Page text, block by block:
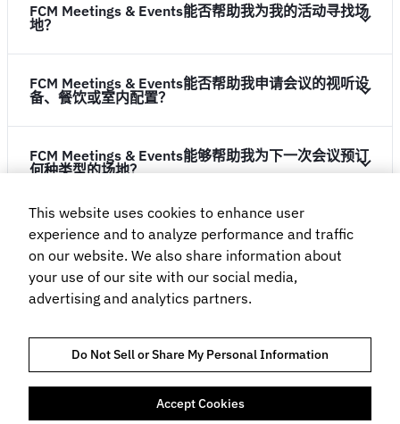
FCM Meetings & Events能否帮助我为我的活动寻找场
地？
FCM Meetings & Events能否帮助我申请会议的视听设
备、餐饮或室内配置？
FCM Meetings & Events能够帮助我为下一次会议预订
何种类型的场地？
FCM Meetings & Events使用何种技术？
FCM Meetings & Events如何帮助我们开展会议和活
动？
你们的团队成员能够为我们提供现场支持吗？
This website uses cookies to enhance user
experience and to analyze performance and traffic
on our website. We also share information about
your use of our site with our social media,
advertising and analytics partners.
Do Not Sell or Share My Personal Information
Accept Cookies